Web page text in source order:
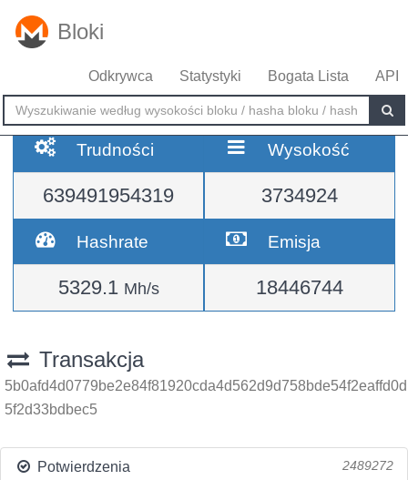
Bloki
Odkrywca Statystyki Bogata Lista API
Trudności
639491954319
Wysokość
3734924
Hashrate
5329.1 Mh/s
Emisja
18446744
Transakcja
5b0afd4d0779be2e84f81920cda4d562d9d758bde54f2eaffd0d
5f2d33bdbec5
Potwierdzenia 2489272